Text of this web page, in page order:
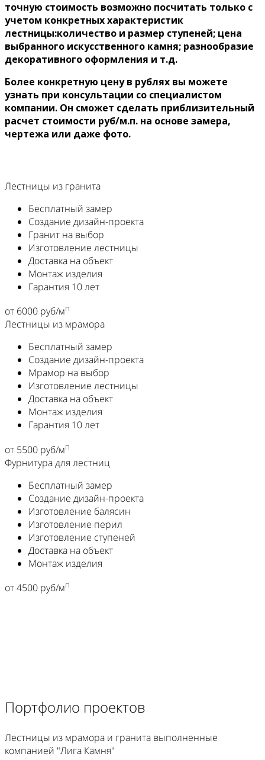
точную стоимость возможно посчитать только с
учетом конкретных характеристик
лестницы:количество и размер ступеней; цена
выбранного искусственного камня; разнообразие
декоративного оформления и т.д.
Более конкретную цену в рублях вы можете
узнать при консультации со специалистом
компании. Он сможет сделать приблизительный
расчет стоимости руб/м.п. на основе замера,
чертежа или даже фото.
Лестницы из гранита
Бесплатный замер
Создание дизайн-проекта
Гранит на выбор
Изготовление лестницы
Доставка на объект
Монтаж изделия
Гарантия 10 лет
от 6000 руб/мп
Лестницы из мрамора
Бесплатный замер
Создание дизайн-проекта
Мрамор на выбор
Изготовление лестницы
Доставка на объект
Монтаж изделия
Гарантия 10 лет
от 5500 руб/мп
Фурнитура для лестниц
Бесплатный замер
Создание дизайн-проекта
Изготовление балясин
Изготовление перил
Изготовление ступеней
Доставка на объект
Монтаж изделия
от 4500 руб/мп
Портфолио проектов
Лестницы из мрамора и гранита выполненные
компанией "Лига Камня"